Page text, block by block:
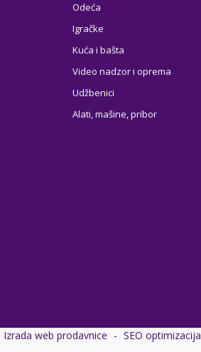
Odeća
Igračke
Kuća i bašta
Video nadzor i oprema
Udžbenici
Alati, mašine, pribor
Izrada web prodavnice - SEO optimizacija